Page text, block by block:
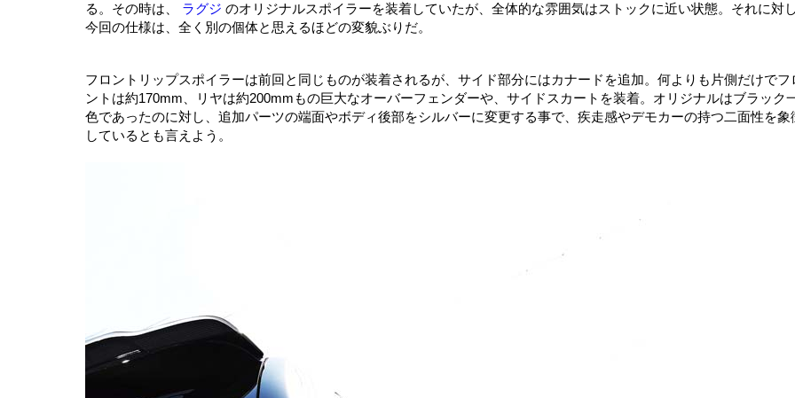
る。その時は、 ラグジ のオリジナルスポイラーを装着していたが、全体的な雰囲気はストックに近い状態。それに対
今回の仕様は、全く別の個体と思えるほどの変貌ぶりだ。
フロントリップスポイラーは前回と同じものが装着されるが、サイド部分にはカナードを追加。何よりも片側だけでフ
ントは約170mm、リヤは約200mmもの巨大なオーバーフェンダーや、サイドスカートを装着。オリジナルはブラック
色であったのに対し、追加パーツの端面やボディ後部をシルバーに変更する事で、疾走感やデモカーの持つ二面性を象
しているとも言えよう。